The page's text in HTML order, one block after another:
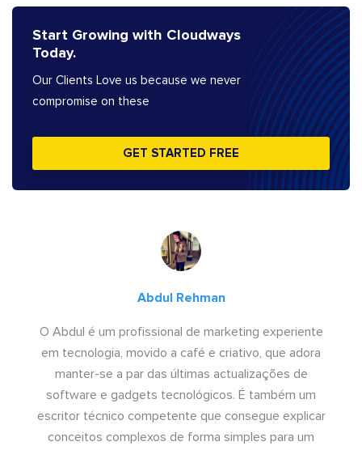
Start Growing with Cloudways
Today.
Our Clients Love us because we never
compromise on these
GET STARTED FREE
Abdul Rehman
O Abdul é um profissional de marketing experiente
em tecnologia, movido a café e criativo, que adora
manter-se a par das últimas actualizações de
software e gadgets tecnológicos. É também um
escritor técnico competente que consegue explicar
conceitos complexos de forma simples para um